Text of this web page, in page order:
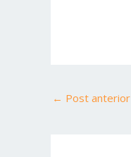
← Post anterior